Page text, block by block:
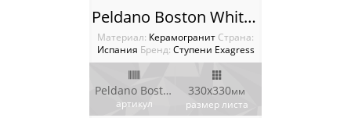
Peldano Boston White Ступень фронтальная Boston
Материал: Керамогранит Cтрана:
Испания Бренд: Ступени Exagress
Peldano Boston
артикул
330х330мм
размер листа